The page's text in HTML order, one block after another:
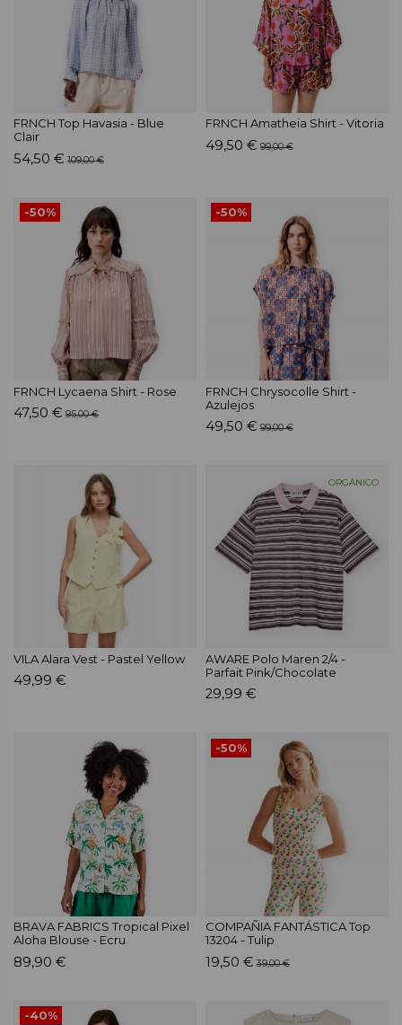
FRNCH Top Havasia - Blue
Clair
54,50 € 109,00 €
FRNCH Amatheia Shirt - Vitoria
49,50 € 99,00 €
-50%
FRNCH Lycaena Shirt - Rose
47,50 € 95,00 €
-50%
FRNCH Chrysocolle Shirt -
Azulejos
49,50 € 99,00 €
VILA Alara Vest - Pastel Yellow
49,99 €
ORGÁNICO
AWARE Polo Maren 2/4 -
Parfait Pink/Chocolate
29,99 €
BRAVA FABRICS Tropical Pixel
Aloha Blouse - Ecru
89,90 €
-50%
COMPAÑIA FANTÁSTICA Top
13204 - Tulip
19,50 € 39,00 €
-40%